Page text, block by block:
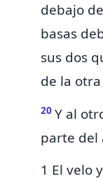
debajo
basas
sus dos
de la
20 Y al
parte del
1 El velo